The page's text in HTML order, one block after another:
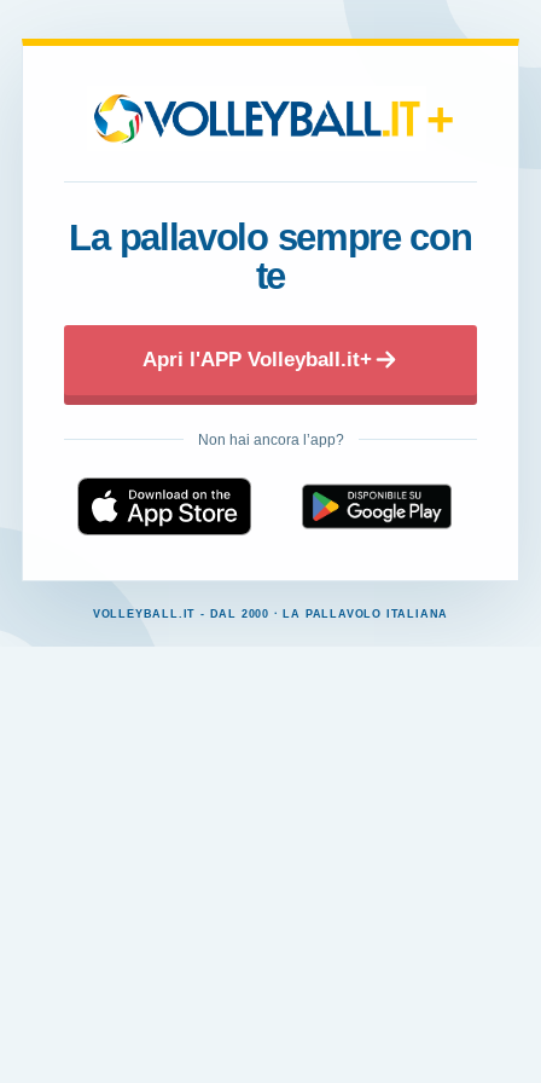
+
La pallavolo sempre con
te
Apri l'APP Volleyball.it+
Non hai ancora l’app?
VOLLEYBALL.IT - DAL 2000 · LA PALLAVOLO ITALIANA